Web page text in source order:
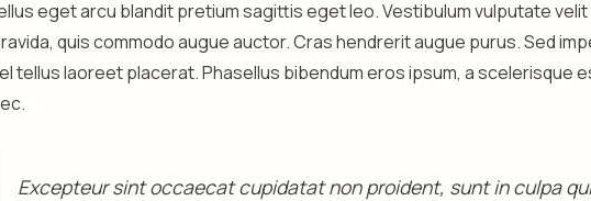
eget arcu blandit pretium sagittis eget leo. Vestibulum vulputate velit
quis commodo augue auctor. Cras hendrerit augue purus. Sed
tellus laoreet placerat. Phasellus bibendum eros ipsum, a scelerisque
Excepteur sint occaecat cupidatat non proident, sunt in culpa